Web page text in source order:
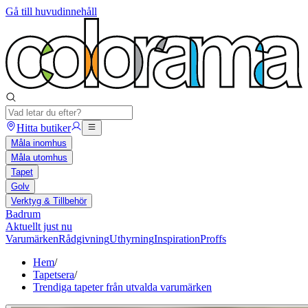
Gå till huvudinnehåll
Hitta butiker
Måla inomhus
Måla utomhus
Tapet
Golv
Verktyg & Tillbehör
Badrum
Aktuellt just nu
VarumärkenRådgivningUthyrningInspirationProffs
Hem/
Tapetsera/
Trendiga tapeter från utvalda varumärken